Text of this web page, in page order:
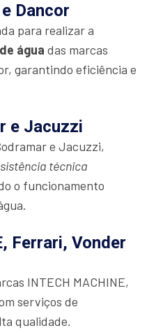
Dancor
para realizar a
água das marcas
garantindo eficiência e
e Jacuzzi
e Jacuzzi,
técnica
o funcionamento
Ferrari, Vonder
INTECH MACHINE,
serviços de
qualidade.